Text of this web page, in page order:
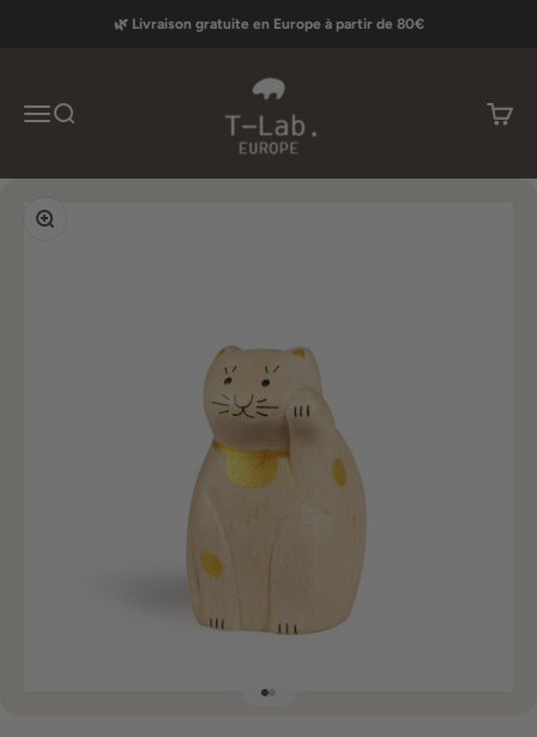
Passer au contenu🌿 Livraison gratuite en Europe à partir de 80€
MenuRecherche
T-lab Europe
Panier
Zoomer sur l'image